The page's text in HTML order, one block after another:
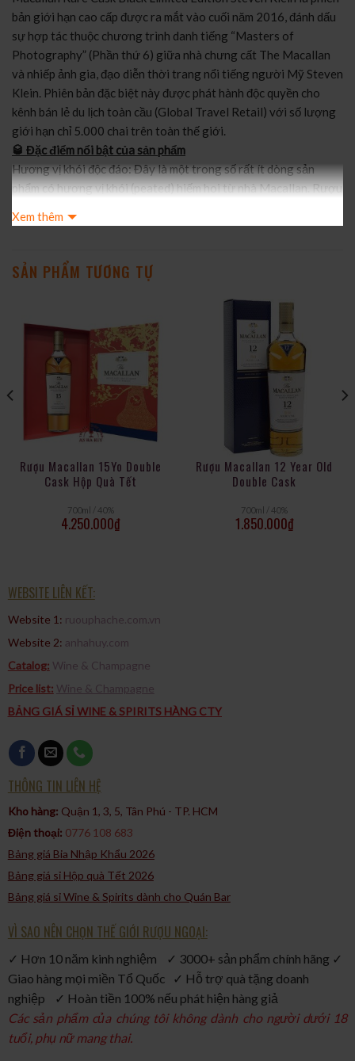
bản giới hạn cao cấp được ra mắt vào cuối năm 2016, đánh dấu
sự hợp tác thuộc chương trình danh tiếng “Masters of
Photography” (Phần thứ 6) giữa nhà chưng cất The Macallan
và nhiếp ảnh gia, đạo diễn thời trang nổi tiếng người Mỹ Steven
Klein. Phiên bản đặc biệt này được phát hành độc quyền cho
kênh bán lẻ du lịch toàn cầu (Global Travel Retail) với số lượng
giới hạn chỉ 5.000 chai trên toàn thế giới.
🥃 Đặc điểm nổi bật của sản phẩm
Hương vị khói độc đáo: Đây là một trong số rất ít dòng sản
phẩm có hương vị khói (peated) hiếm hoi từ nhà Macallan. Rượu
sồi tẩm rượu Sherry (Sherry seasoned casks) chọn lọc khắt khe
Thiết kế phá cách: Hộp đựng và nhãn chai được tái thiết kế toàn
bộ theo phong cách nghệ thuật đương đại đầy bí ẩn, ma mị của
Steven Klein, phá vỡ tính thẩm mỹ truyền thống của Macallan
để tôn vinh sự ngưng đọng của thời gian.
Thông số kỹ thuật: Dung tích 700ml với nồng độ cồn đạt 48%
ABV, không lọc lạnh (Non-chill filtered) để giữ trọn vẹn hương
vị nguyên bản đậm đà.
Xem thêm
SẢN PHẨM TƯƠNG TỰ
Rượu Macallan 15Yo Double
Cask Hộp Quà Tết
700ml / 40%
4.250.000₫
Rượu Macallan 12 Year Old
Double Cask
700ml / 40%
1.850.000₫
WEBSITE LIÊN KẾT:
Website 1: ruouphache.com.vn
Website 2: anhahuy.com
Catalog: Wine & Champagne
Price list: Wine & Champagne
BẢNG GIÁ SỈ WINE & SPIRITS HÀNG CTY
THÔNG TIN LIÊN HỆ
Kho hàng: Quận 1, 3, 5, Tân Phú - TP. HCM​
Điện thoại: 0776 108 683
Bảng giá Bia Nhập Khẩu 2026
Bảng giá sỉ Hộp quà Tết 2026
Bảng giá sỉ Wine & Spirits dành cho Quán Bar
VÌ SAO NÊN CHỌN THẾ GIỚI RƯỢU NGOẠI:
✓ Hơn 10 năm kinh nghiệm ✓ 3000+ sản phẩm chính hãng ✓
Giao hàng mọi miền Tổ Quốc ✓ Hỗ trợ quà tặng doanh
nghiệp ✓ Hoàn tiền 100% nếu phát hiện hàng giả
Các sản phẩm của chúng tôi không dành cho người dưới 18
tuổi, phụ nữ mang thai.